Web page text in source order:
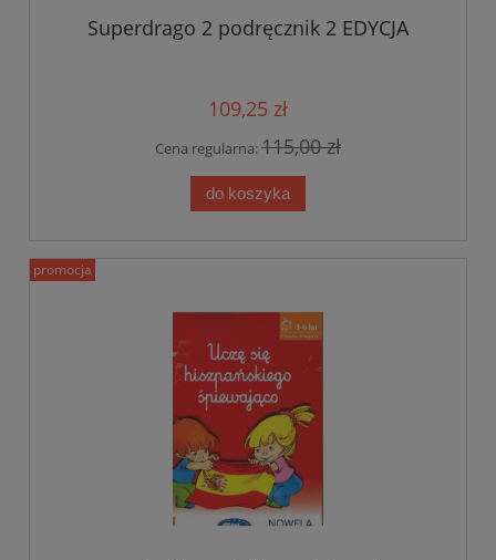
Superdrago 2 podręcznik 2 EDYCJA
109,25 zł
Cena regularna:115,00 zł
do koszyka
promocja